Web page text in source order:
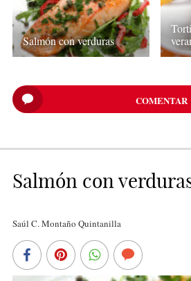
Salmón con verduras
COMENTAR
Salmón con
Saúl C. Montaño Quintanilla